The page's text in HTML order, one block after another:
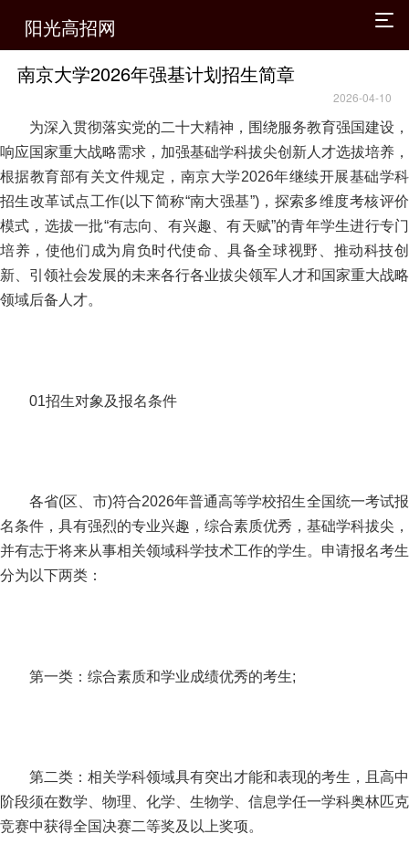
阳光高招网
南京大学2026年强基计划招生简章
2026-04-10
为深入贯彻落实党的二十大精神，围绕服务教育强国建设，
响应国家重大战略需求，加强基础学科拔尖创新人才选拔培养，
根据教育部有关文件规定，南京大学2026年继续开展基础学科
招生改革试点工作(以下简称“南大强基”)，探索多维度考核评价
模式，选拔一批“有志向、有兴趣、有天赋”的青年学生进行专门
培养，使他们成为肩负时代使命、具备全球视野、推动科技创
新、引领社会发展的未来各行各业拔尖领军人才和国家重大战略
领域后备人才。
01招生对象及报名条件
各省(区、市)符合2026年普通高等学校招生全国统一考试报
名条件，具有强烈的专业兴趣，综合素质优秀，基础学科拔尖，
并有志于将来从事相关领域科学技术工作的学生。申请报名考生
分为以下两类：
第一类：综合素质和学业成绩优秀的考生;
第二类：相关学科领域具有突出才能和表现的考生，且高中
阶段须在数学、物理、化学、生物学、信息学任一学科奥林匹克
竞赛中获得全国决赛二等奖及以上奖项。